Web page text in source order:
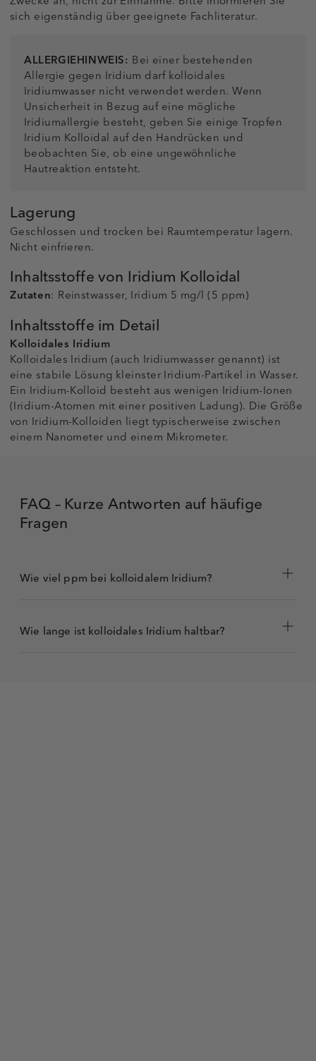
sich eigenständig über geeignete Fachliteratur.
ALLERGIEHINWEIS: Bei einer bestehenden
Allergie gegen Iridium darf kolloidales
Iridiumwasser nicht verwendet werden. Wenn
Unsicherheit in Bezug auf eine mögliche
Iridiumallergie besteht, geben Sie einige Tropfen
Iridium Kolloidal auf den Handrücken und
beobachten Sie, ob eine ungewöhnliche
Hautreaktion entsteht.
Lagerung
Geschlossen und trocken bei Raumtemperatur lagern.
Nicht einfrieren.
Inhaltsstoffe von Iridium Kolloidal
Zutaten: Reinstwasser, Iridium 5 mg/l (5 ppm)
Inhaltsstoffe im Detail
Kolloidales Iridium
Kolloidales Iridium (auch Iridiumwasser genannt) ist
eine stabile Lösung kleinster Iridium-Partikel in Wasser.
Ein Iridium-Kolloid besteht aus wenigen Iridium-Ionen
(Iridium-Atomen mit einer positiven Ladung). Die Größe
von Iridium-Kolloiden liegt typischerweise zwischen
einem Nanometer und einem Mikrometer.
FAQ – Kurze Antworten auf häufige
Fragen
Wie viel ppm bei kolloidalem Iridium?
Wie lange ist kolloidales Iridium haltbar?